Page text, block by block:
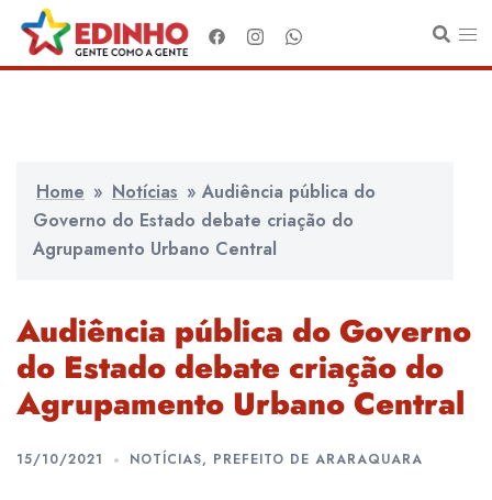
para
o
Home » Notícias » Audiência pública do
Governo do Estado debate criação do
Agrupamento Urbano Central
Audiência pública do Governo
do Estado debate criação do
Agrupamento Urbano Central
15/10/2021 NOTÍCIAS, PREFEITO DE ARARAQUARA